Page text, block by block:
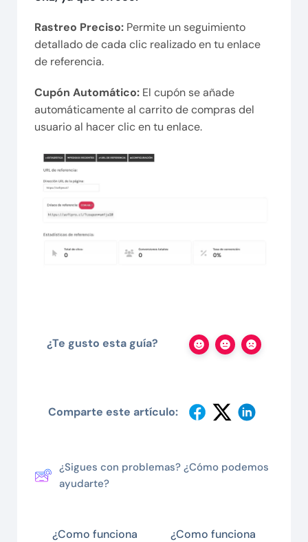
Rastreo Preciso: Permite un seguimiento
detallado de cada clic realizado en tu enlace
de referencia.
Cupón Automático: El cupón se añade
automáticamente al carrito de compras del
usuario al hacer clic en tu enlace.
¿Te gusto esta guía?
Comparte este artículo:
¿Sigues con problemas? ¿Cómo podemos
ayudarte?
¿Como funciona
¿Como funciona